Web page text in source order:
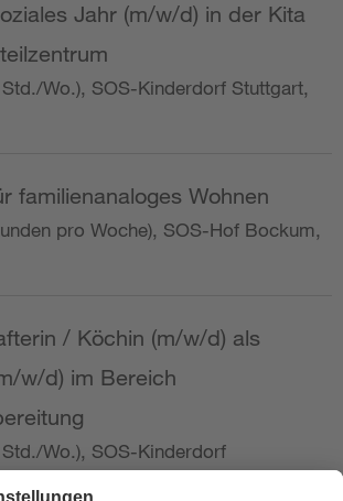
Jahr (m/w/d) in der Kita
Wo.), SOS-Kinderdorf Stuttgart,
familienanaloges Wohnen
pro Woche), SOS-Hof Bockum,
/ Köchin (m/w/d) als
w/d) im Bereich
Wo.), SOS-Kinderdorf